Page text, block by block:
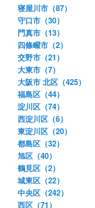
寝屋川市（87）
守口市（30）
門真市（13）
四條畷市（2）
交野市（21）
大東市（7）
大阪市 北区（425）
福島区（44）
淀川区（74）
西淀川区（6）
東淀川区（20）
都島区（32）
旭区（40）
鶴見区（2）
城東区（22）
中央区（242）
西区（71）